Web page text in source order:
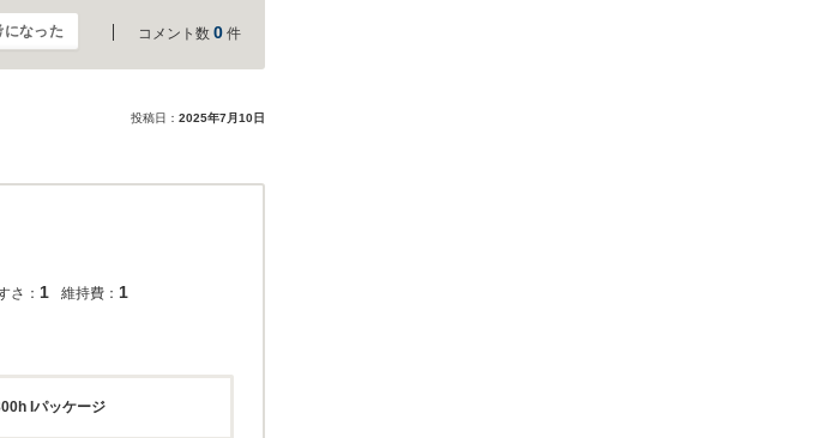
になった コメント数 0 件
投稿日： 2025年7月10日
さ： 1 維持費： 1
Iパッケージ